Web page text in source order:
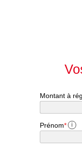
Montant à
Prénom* i